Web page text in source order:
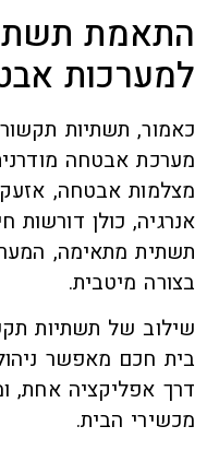
התאמת
למערכות
כאמור, תשתיות
מערכת אבטחה
מצלמות אבטחה,
אנרגיה, כולן דורשות
תשתית מתאימה,
בצורה מיטבית.
שילוב של תשתיות
בית חכם מאפשר
דרך אפליקציה אחת,
מכשירי הבית.